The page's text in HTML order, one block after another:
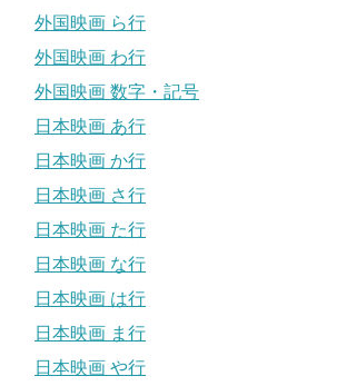
外国映画 ら行
外国映画 わ行
外国映画 数字・記号
日本映画 あ行
日本映画 か行
日本映画 さ行
日本映画 た行
日本映画 な行
日本映画 は行
日本映画 ま行
日本映画 や行